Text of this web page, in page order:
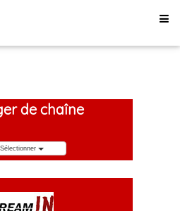
de chaîne
Sélectionner